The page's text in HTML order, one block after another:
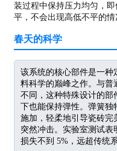
装过程中保持压力均匀，
平，不会出现高低不平的情
春天的科学
该系统的核心部件是一种
料科学的巅峰之作。与普
不同，这种特殊设计的部
下也能保持弹性。弹簧独
施加，轻柔地引导瓷砖完
突然冲击。实验室测试表
损失不到 5%，远超传统系